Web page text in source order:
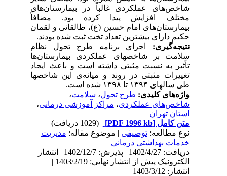
شاخص‌های عملکردی غالباً در بیمارستان‌های
مختلف افزایش پیدا کرده بود. مضافاً
بیمارستان‌های امام حسین (ع)، طالقانی و لقمان
حکیم دارای بیشترین تعداد تخت ثبت شده بودند.
نتیجه‌گیری:اجرای برنامه طرح تحول نظام
سلامت بر شاخص‏های عملکردی بیمارستان‌ها
تاًثیر به نسبت مثبتی داشته است و باعث ایجاد
تغییرات مثبتی در روند و میانه‌ی این شاخص‏ها
طی سال‏های ۱۳۹۴ تا ۱۳۹۸ شده است.
واژه‌های کلیدی:طرح تحول،سلامت،
شاخص‌های عملکردی،مراکز آموزشی درمانی،
استان تهران
متن کامل[PDF 1996 kb]
نوع مطالعه:توصیفی| موضوع مقاله:مدیریت
خدمات بهداشتی درمانی
دریافت: 1402/4/27 | پذیرش: 1402/12/7 | انتشار
الکترونیک پیش از انتشار نهایی: 1403/2/19 |
انتشار: 1403/3/12